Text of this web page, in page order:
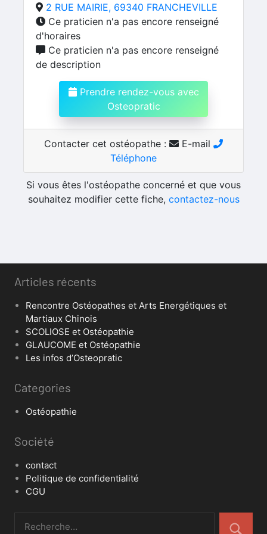
2 RUE MAIRIE, 69340 FRANCHEVILLE
Ce praticien n'a pas encore renseigné
d'horaires
Ce praticien n'a pas encore renseigné
de description
Prendre rendez-vous avec
Osteopratic
Contacter cet ostéopathe :
E-mail
Téléphone
Si vous êtes l'ostéopathe concerné et que vous
souhaitez modifier cette fiche, contactez-nous
Articles récents
Rencontre Ostéopathes et Arts Energétiques et
Martiaux Chinois
SCOLIOSE et Ostéopathie
GLAUCOME et Ostéopathie
Les infos d’Osteopratic
Categories
Ostéopathie
Société
contact
Politique de confidentialité
CGU